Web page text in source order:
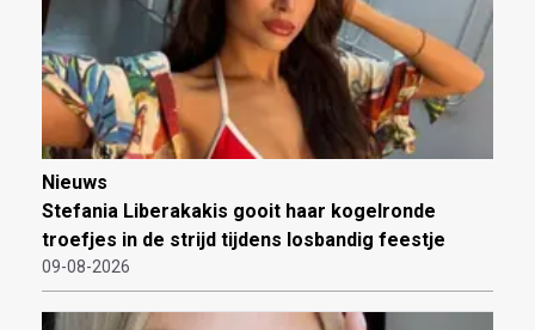
Nieuws
Stefania Liberakakis gooit haar kogelronde
troefjes in de strijd tijdens losbandig feestje
09-08-2026